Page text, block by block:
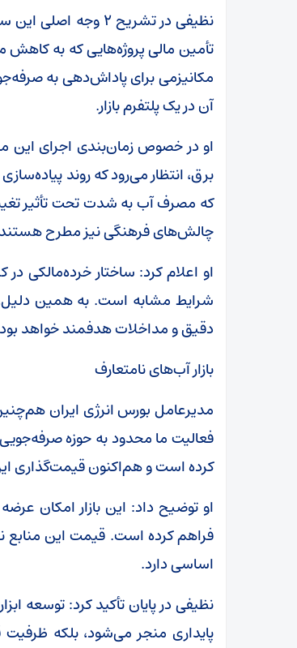
نظیفی در تشریح ۲
تأمین مالی پروژه‌هایی که به
مکانیزمی برای پاداش‌دهی به
آن در یک پلتفرم بازار.
او در خصوص زمان‌بندی اجرای این
برق، انتظار می‌رود که روند
که مصرف آب به شدت تحت تأثیر
چالش‌های فرهنگی نیز مطرح
او اعلام کرد: ساختار خرده‌مالکی
شرایط مشابه است. به همین دلیل،
دقیق و مداخلات هدفمند خواهد
بازار آب‌های نامتعارف
مدیرعامل بورس انرژی ایران
فعالیت ما محدود به حوزه صرفه‌جویی
کرده است و هم‌اکنون قیمت‌گذاری
او توضیح داد: این بازار امکان
فراهم کرده است. قیمت این منابع
اساسی دارد.
نظیفی در پایان تأکید کرد: توسعه
پایداری منجر می‌شود، بلکه ظرفیت